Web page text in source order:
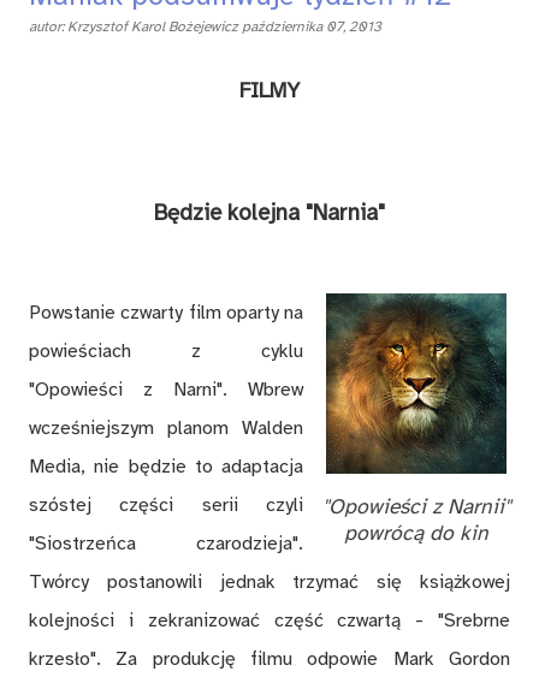
autor:Krzysztof Karol Bożejewicz października 07, 2013
FILMY
Będzie kolejna "Narnia"
"Opowieści z Narnii"
powrócą do kin
Powstanie czwarty film oparty na
powieściach z cyklu
"Opowieści z Narni". Wbrew
wcześniejszym planom Walden
Media, nie będzie to adaptacja
szóstej części serii czyli
"Siostrzeńca czarodzieja".
Twórcy postanowili jednak trzymać się książkowej
kolejności i zekranizować część czwartą - "Srebrne
krzesło". Za produkcję filmu odpowie Mark Gordon